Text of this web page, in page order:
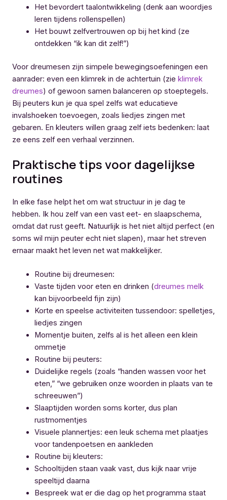
Het bevordert taalontwikkeling (denk aan woordjes
leren tijdens rollenspellen)
Het bouwt zelfvertrouwen op bij het kind (ze
ontdekken “ik kan dit zelf!”)
Voor dreumesen zijn simpele bewegingsoefeningen een
aanrader: even een klimrek in de achtertuin (zie klimrek
dreumes) of gewoon samen balanceren op stoeptegels.
Bij peuters kun je qua spel zelfs wat educatieve
invalshoeken toevoegen, zoals liedjes zingen met
gebaren. En kleuters willen graag zelf iets bedenken: laat
ze eens zelf een verhaal verzinnen.
Praktische tips voor dagelijkse
routines
In elke fase helpt het om wat structuur in je dag te
hebben. Ik hou zelf van een vast eet- en slaapschema,
omdat dat rust geeft. Natuurlijk is het niet altijd perfect (en
soms wil mijn peuter echt niet slapen), maar het streven
ernaar maakt het leven net wat makkelijker.
Routine bij dreumesen:
Vaste tijden voor eten en drinken (dreumes melk
kan bijvoorbeeld fijn zijn)
Korte en speelse activiteiten tussendoor: spelletjes,
liedjes zingen
Momentje buiten, zelfs al is het alleen een klein
ommetje
Routine bij peuters:
Duidelijke regels (zoals “handen wassen voor het
eten,” “we gebruiken onze woorden in plaats van te
schreeuwen”)
Slaaptijden worden soms korter, dus plan
rustmomentjes
Visuele plannertjes: een leuk schema met plaatjes
voor tandenpoetsen en aankleden
Routine bij kleuters:
Schooltijden staan vaak vast, dus kijk naar vrije
speeltijd daarna
Bespreek wat er die dag op het programma staat